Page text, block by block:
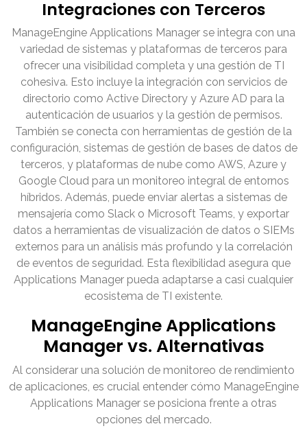
Integraciones con Terceros
ManageEngine Applications Manager se integra con una
variedad de sistemas y plataformas de terceros para
ofrecer una visibilidad completa y una gestión de TI
cohesiva. Esto incluye la integración con servicios de
directorio como Active Directory y Azure AD para la
autenticación de usuarios y la gestión de permisos.
También se conecta con herramientas de gestión de la
configuración, sistemas de gestión de bases de datos de
terceros, y plataformas de nube como AWS, Azure y
Google Cloud para un monitoreo integral de entornos
híbridos. Además, puede enviar alertas a sistemas de
mensajería como Slack o Microsoft Teams, y exportar
datos a herramientas de visualización de datos o SIEMs
externos para un análisis más profundo y la correlación
de eventos de seguridad. Esta flexibilidad asegura que
Applications Manager pueda adaptarse a casi cualquier
ecosistema de TI existente.
ManageEngine Applications
Manager vs. Alternativas
Al considerar una solución de monitoreo de rendimiento
de aplicaciones, es crucial entender cómo ManageEngine
Applications Manager se posiciona frente a otras
opciones del mercado.